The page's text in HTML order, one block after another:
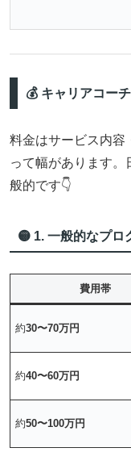
💰 キャリアコー
料金はサービス内容
って幅があります。
般的です👇
🟡 1. 一般的なプロ
費用帯
約30〜70万円
約40〜60万円
約50〜100万円